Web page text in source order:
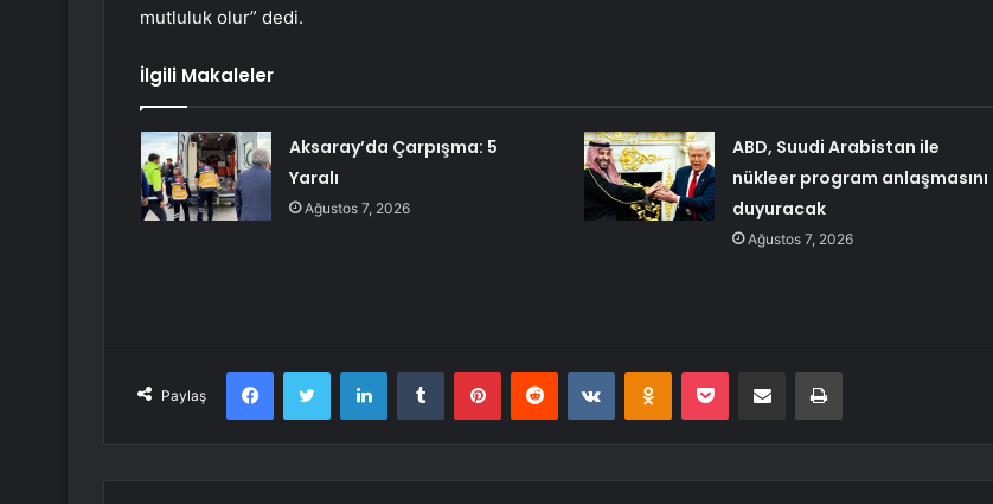
mutluluk olur” dedi.
İlgili Makaleler
Aksaray’da Çarpışma: 5
Yaralı
Ağustos 7, 2026
ABD, Suudi Arabistan ile
nükleer program anlaşmasını
duyuracak
Ağustos 7, 2026
Paylaş
FacebookTwitter LinkedInTumblr PinterestReddit VKontakteOdnoklassniki
Pocket E-Posta ile paylaş Yazdır